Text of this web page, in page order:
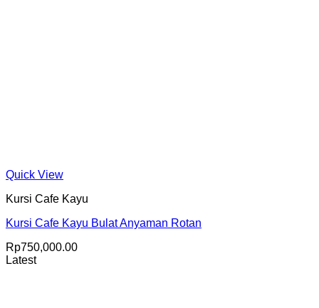
Quick View
Kursi Cafe Kayu
Kursi Cafe Kayu Bulat Anyaman Rotan
Rp750,000.00
Latest